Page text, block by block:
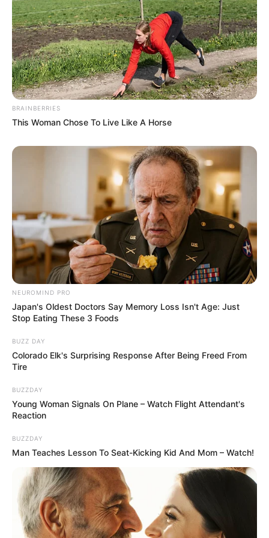
Pierre et Frédérique
continuent de
participer aux marchés
de l’amour de leurs
soutiens
BRAINBERRIES
This Woman Chose To Live Like A Horse
NEUROMIND PRO
Japan's Oldest Doctors Say Memory Loss Isn't Age: Just
Stop Eating These 3 Foods
BUZZ DAY
Colorado Elk's Surprising Response After Being Freed From
Tire
BUZZDAY
Young Woman Signals On Plane – Watch Flight Attendant's
Reaction
BUZZDAY
Man Teaches Lesson To Seat-Kicking Kid And Mom – Watch!